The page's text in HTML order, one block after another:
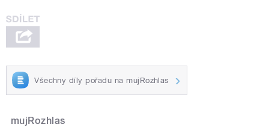
Všechny díly pořadu na mujRozhlas
mujRozhlas